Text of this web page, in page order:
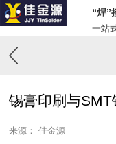
“焊”
一站
锡膏印刷与SMT
来源： 佳金源